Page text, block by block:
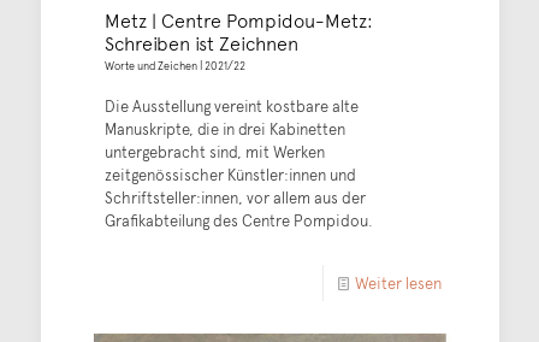
Metz | Centre Pompidou-Metz:
Schreiben ist Zeichnen
Worte und Zeichen | 2021/22
Die Ausstellung vereint kostbare alte
Manuskripte, die in drei Kabinetten
untergebracht sind, mit Werken
zeitgenössischer Künstler:innen und
Schriftsteller:innen, vor allem aus der
Grafikabteilung des Centre Pompidou.
Weiter lesen